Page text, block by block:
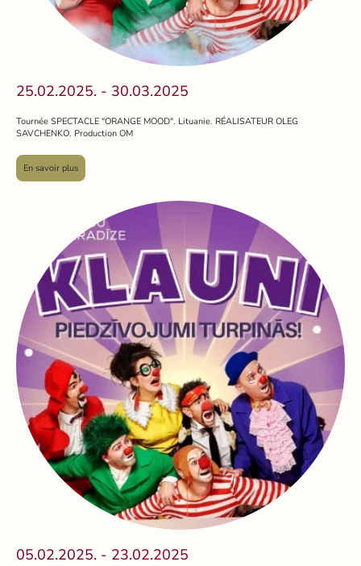
25.02.2025. - 30.03.2025
Tournée SPECTACLE "ORANGE MOOD". Lituanie. RÉALISATEUR OLEG
SAVCHENKO. Production OM
En savoir plus
05.02.2025. - 23.02.2025